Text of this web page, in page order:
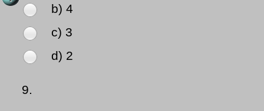
b) 4
c) 3
d) 2
9.